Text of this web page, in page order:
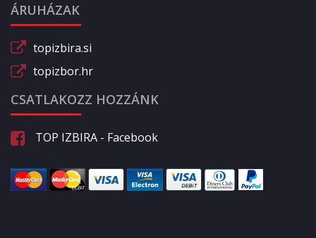
ÁRUHÁZAK
topizbira.si
topizbor.hr
CSATLAKOZZ HOZZÁNK
TOP IZBIRA - Facebook